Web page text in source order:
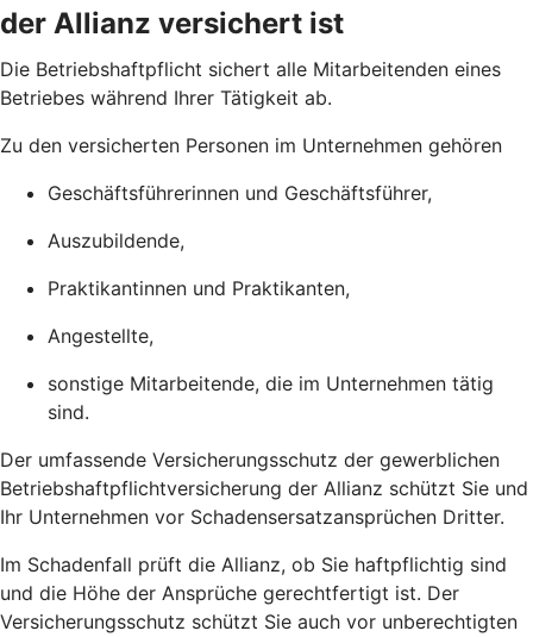
der Allianz versichert ist
Die Betriebs­haftpflicht sichert alle Mitarbeitenden eines
Betriebes während Ihrer Tätigkeit ab.
Zu den versicherten Personen im Unternehmen gehören
Geschäftsführerinnen und Geschäftsführer,
Auszubildende,
Praktikantinnen und Praktikanten,
Angestellte,
sonstige Mitarbeitende, die im Unternehmen tätig
sind.
Der umfassende Versicherungs­schutz der gewerblichen
Betriebshaft­pflicht­versicherung der Allianz schützt Sie und
Ihr Unternehmen vor Schadens­ersatz­ansprüchen Dritter.
Im Schaden­fall prüft die Allianz, ob Sie haft­pflichtig sind
und die Höhe der An­sprüche gerecht­fertigt ist. Der
Versicherungs­schutz schützt Sie auch vor un­berechtigten